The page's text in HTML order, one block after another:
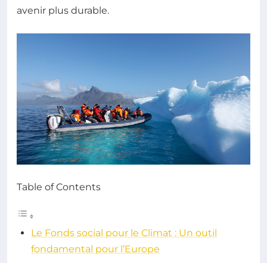
avenir plus durable.
Table of Contents
Le Fonds social pour le Climat : Un outil
fondamental pour l’Europe